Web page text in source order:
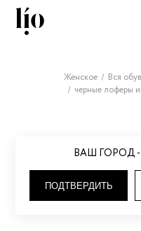
ВАШ ГОРОД
ПОДТВЕРДИТЬ
Женское Вся
черные лоферы